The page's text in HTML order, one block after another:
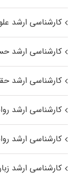
کارشناسی ارشد
کارشناسی ارشد
کارشناسی ارشد
کارشناسی ارشد
کارشناسی ارشد
کارشناسی ارشد